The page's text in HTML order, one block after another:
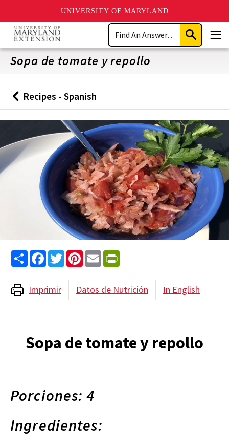
UNIVERSITY OF MARYLAND
Skip
main
content
Search
Submit
Search
Sopa de tomate y repollo
Back
to
Recipes - Spanish
Share FacebookTwitterPinterest
Email
Imprimir Datos de Nutrición In English
Sopa de tomate y repollo
Porciones: 4
Ingredientes: